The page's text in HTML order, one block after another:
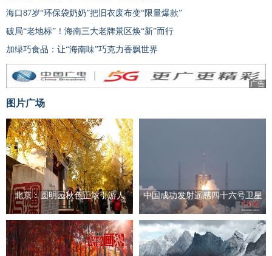
海口87岁“环保袋奶奶”把旧衣废布变“限量爆款”
破局“老地标”！海南三大老牌景区焕“新”而行
加绿巧食品：让“海南味”巧克力香飘世界
广告
图片广场
北京：圆明园秋色正浓引游人 中国成功发射遥感四十六号卫星